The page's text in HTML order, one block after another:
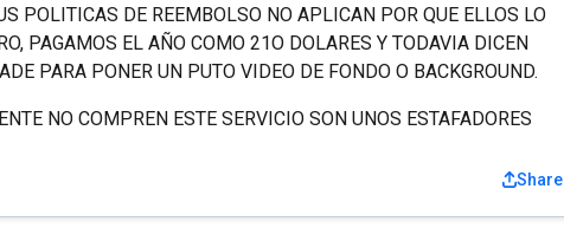
POLITICAS DE REEMBOLSO NO APLICAN POR QUE ELLOS LO
PAGAMOS EL AÑO COMO 21O DOLARES Y TODAVIA DICEN
PARA PONER UN PUTO VIDEO DE FONDO O BACKGROUND.
NO COMPREN ESTE SERVICIO SON UNOS ESTAFADORES
Share